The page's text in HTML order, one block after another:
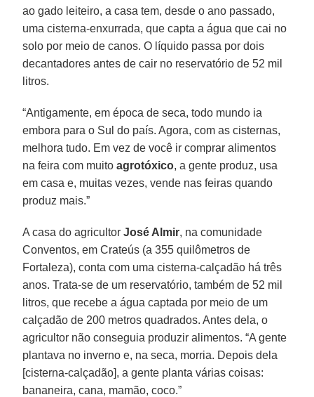
ao gado leiteiro, a casa tem, desde o ano passado,
uma cisterna-enxurrada, que capta a água que cai no
solo por meio de canos. O líquido passa por dois
decantadores antes de cair no reservatório de 52 mil
litros.
“Antigamente, em época de seca, todo mundo ia
embora para o Sul do país. Agora, com as cisternas,
melhora tudo. Em vez de você ir comprar alimentos
na feira com muitoagrotóxico, a gente produz, usa
em casa e, muitas vezes, vende nas feiras quando
produz mais.”
A casa do agricultor José Almir, na comunidade
Conventos, em Crateús (a 355 quilômetros de
Fortaleza), conta com uma cisterna-calçadão há três
anos. Trata-se de um reservatório, também de 52 mil
litros, que recebe a água captada por meio de um
calçadão de 200 metros quadrados. Antes dela, o
agricultor não conseguia produzir alimentos. “A gente
plantava no inverno e, na seca, morria. Depois dela
[cisterna-calçadão], a gente planta várias coisas:
bananeira, cana, mamão, coco.”